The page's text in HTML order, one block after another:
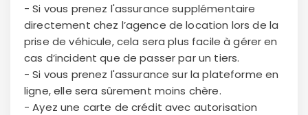
- Si vous prenez l'assurance supplémentaire
directement chez l’agence de location lors de la
prise de véhicule, cela sera plus facile à gérer en
cas d’incident que de passer par un tiers.
- Si vous prenez l'assurance sur la plateforme en
ligne, elle sera sûrement moins chère.
- Ayez une carte de crédit avec autorisation